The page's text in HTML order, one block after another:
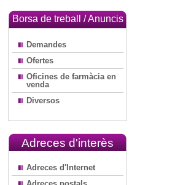
Borsa de treball / Anuncis
Demandes
Ofertes
Oficines de farmàcia en
venda
Diversos
Adreces d'interès
Adreces d'Internet